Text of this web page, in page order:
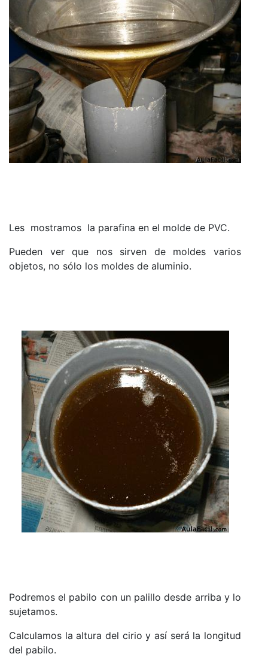
Les mostramos la parafina en el molde de PVC.
Pueden ver que nos sirven de moldes varios
objetos, no sólo los moldes de aluminio.
Podremos el pabilo con un palillo desde arriba y lo
sujetamos.
Calculamos la altura del cirio y así será la longitud
del pabilo.